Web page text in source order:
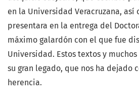
en la Universidad Veracruzana, así
presentara en la entrega del
máximo galardón con el que fue
Universidad. Estos textos y
su gran legado, que nos ha dejado
herencia.